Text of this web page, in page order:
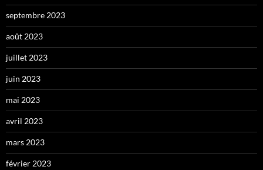
septembre 2023
août 2023
juillet 2023
juin 2023
mai 2023
avril 2023
mars 2023
février 2023